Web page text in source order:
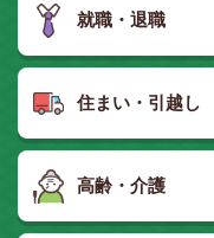
就職・退職
住まい・引越し
高齢・介護